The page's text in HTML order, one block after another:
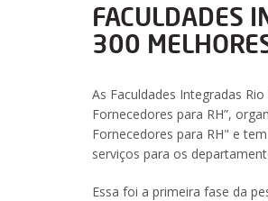
FACULDADES
300
As Faculdades Integradas
Fornecedores para RH”,
Fornecedores para RH" e
serviços para os
Essa foi a primeira fase da